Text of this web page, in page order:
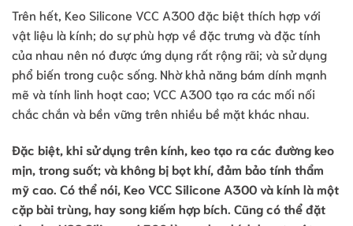
Trên hết, Keo Silicone VCC A300 đặc biệt thích hợp với
vật liệu là kính; do sự phù hợp về đặc trưng và đặc tính
của nhau nên nó được ứng dụng rất rộng rãi; và sử dụng
phổ biến trong cuộc sống. Nhờ khả năng bám dính mạnh
mẽ và tính linh hoạt cao; VCC A300 tạo ra các mối nối
chắc chắn và bền vững trên nhiều bề mặt khác nhau.
Đặc biệt, khi sử dụng trên kính, keo tạo ra các đường keo
mịn, trong suốt; và không bị bọt khí, đảm bảo tính thẩm
mỹ cao. Có thể nói, Keo VCC Silicone A300 và kính là một
cặp bài trùng, hay song kiếm hợp bích. Cũng có thể đặt